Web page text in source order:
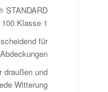
STANDARD
100 Klasse 1
für
draußen und
Witterung